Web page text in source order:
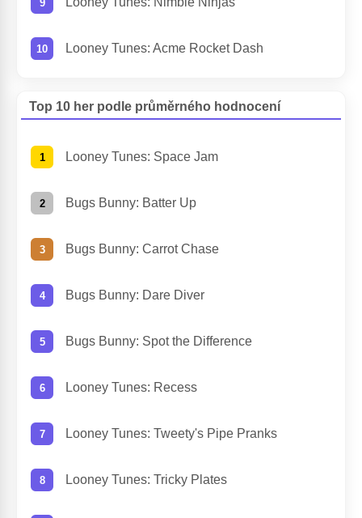
Looney Tunes: Acme Rocket Dash
Top 10 her podle průměrného hodnocení
Looney Tunes: Space Jam
Bugs Bunny: Batter Up
Bugs Bunny: Carrot Chase
Bugs Bunny: Dare Diver
Bugs Bunny: Spot the Difference
Looney Tunes: Recess
Looney Tunes: Tweety's Pipe Pranks
Looney Tunes: Tricky Plates